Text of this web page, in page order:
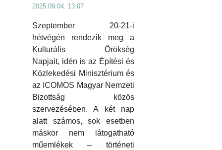
2025.09.04. 13:07
Szeptember 20-21-i
hétvégén rendezik meg a
Kulturális Örökség
Napjait, idén is az Építési és
Közlekedési Minisztérium és
az ICOMOS Magyar Nemzeti
Bizottság közös
szervezésében. A két nap
alatt számos, sok esetben
máskor nem látogatható
műemlékek – történeti